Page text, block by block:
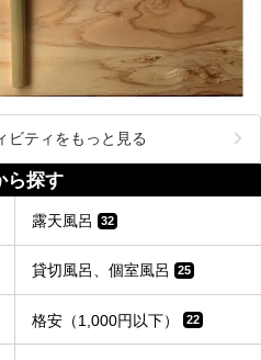
ビティをもっと見る
ら探す
露天風呂 32
貸切風呂、個室風呂 25
格安（1,000円以下） 22